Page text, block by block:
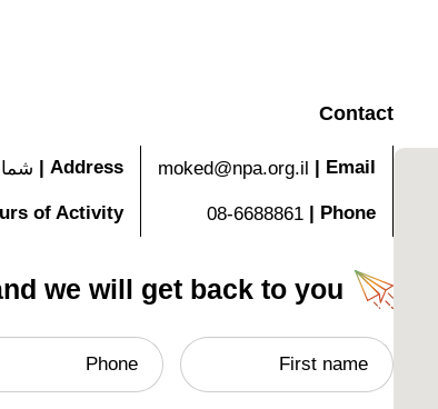
Contact
Email
|
moked@npa.org.il
Address
|
Phone
|
08-6688861
of Activity
we will get back to you
First name
Phone